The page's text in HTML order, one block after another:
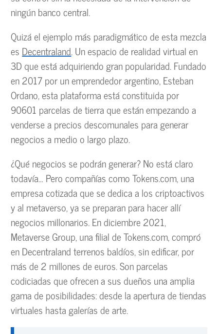
ningún banco central.
Quizá el ejemplo más paradigmático de esta mezcla
es Decentraland. Un espacio de realidad virtual en
3D que está adquiriendo gran popularidad. Fundado
en 2017 por un emprendedor argentino, Esteban
Ordano, esta plataforma está constituida por
90601 parcelas de tierra que están empezando a
venderse a precios descomunales para generar
negocios a medio o largo plazo.
¿Qué negocios se podrán generar? No está claro
todavía… Pero compañías como Tokens.com, una
empresa cotizada que se dedica a los criptoactivos
y al metaverso, ya se preparan para hacer allí
negocios millonarios. En diciembre 2021,
Metaverse Group, una filial de Tokens.com, compró
en Decentraland terrenos baldíos, sin edificar, por
más de 2 millones de euros. Son parcelas
codiciadas que ofrecen a sus dueños una amplia
gama de posibilidades: desde la apertura de tiendas
virtuales hasta galerías de arte.